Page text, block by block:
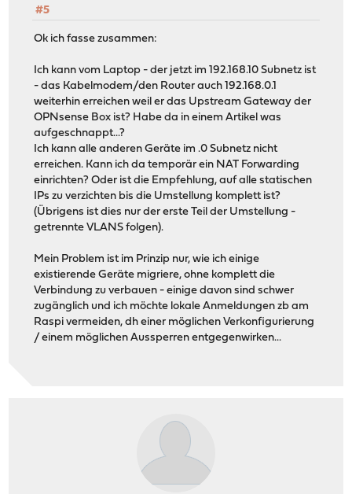
#5
Ok ich fasse zusammen:
Ich kann vom Laptop - der jetzt im 192.168.10 Subnetz ist
- das Kabelmodem/den Router auch 192.168.0.1
weiterhin erreichen weil er das Upstream Gateway der
OPNsense Box ist? Habe da in einem Artikel was
aufgeschnappt...?
Ich kann alle anderen Geräte im .0 Subnetz nicht
erreichen. Kann ich da temporär ein NAT Forwarding
einrichten? Oder ist die Empfehlung, auf alle statischen
IPs zu verzichten bis die Umstellung komplett ist?
(Übrigens ist dies nur der erste Teil der Umstellung -
getrennte VLANS folgen).
Mein Problem ist im Prinzip nur, wie ich einige
existierende Geräte migriere, ohne komplett die
Verbindung zu verbauen - einige davon sind schwer
zugänglich und ich möchte lokale Anmeldungen zb am
Raspi vermeiden, dh einer möglichen Verkonfigurierung
/ einem möglichen Aussperren entgegenwirken...